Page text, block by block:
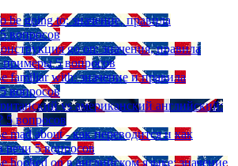
be going to: значение, правила
5 вопросов
go on: значения, правила
примеры 5 вопросов
familiar with: значение и правила
5 вопросов
vs американский английский:
5 вопросов
mad about - как переводится и как
речи 5 вопросов
hooked on в английском языке: значение